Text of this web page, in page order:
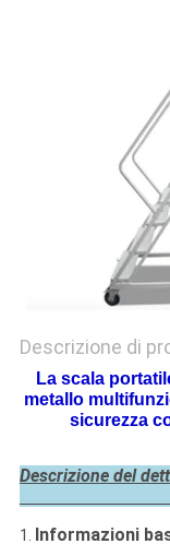
Descrizione di
La scala
metallo
sicurezza
1. Informazioni